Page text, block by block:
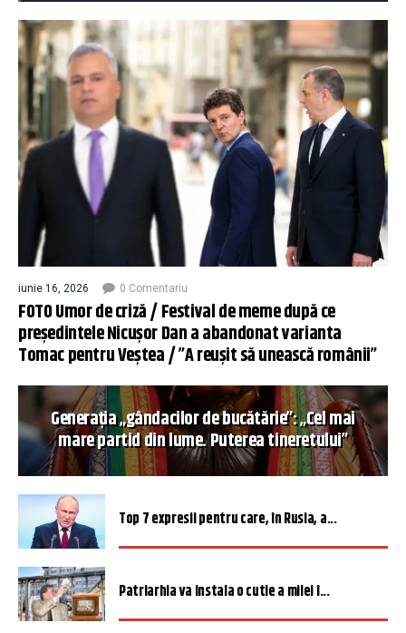
iunie 16, 2026 0 Comentariu
FOTO Umor de criză / Festival de meme după ce
președintele Nicușor Dan a abandonat varianta
Tomac pentru Veștea / ”A reușit să unească românii”
Generația „gândacilor de bucătărie”: „Cel mai
mare partid din lume. Puterea tineretului”
Top 7 expresii pentru care, în Rusia, a...
Patriarhia va instala o cutie a milei î...